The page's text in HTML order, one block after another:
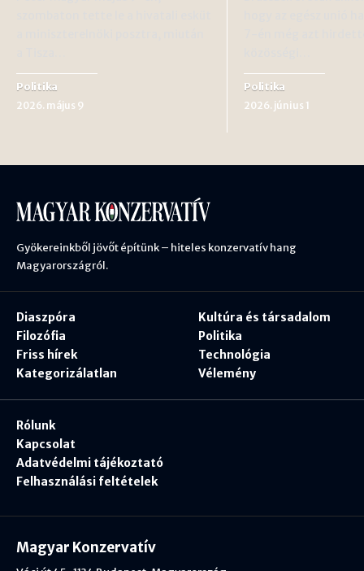
Politika
2026. május 9
Politika
2026. június 1
Gyökereinkből jövőt építünk – hiteles konzervatív hang
Magyarországról.
Diaszpóra
Filozófia
Friss hírek
Kategorizálatlan
Kultúra és társadalom
Politika
Technológia
Vélemény
Rólunk
Kapcsolat
Adatvédelmi tájékoztató
Felhasználási feltételek
Magyar Konzervatív